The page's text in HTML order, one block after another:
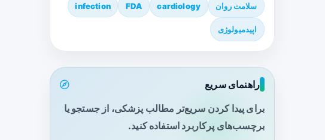
سلامت روان cardiology
FDA
infection
اپیدمیولوژی
راهنمای سریع
برای پیدا کردن سریع‌تر مطالب پزشکی، از جستجو یا
برچسب‌های پرکاربرد استفاده کنید.